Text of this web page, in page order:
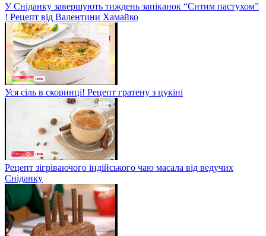
У Сніданку завершують тиждень запіканок “Ситим пастухом”
! Рецепт від Валентини Хамайко
Уся сіль в скоринці! Рецепт гратену з цукіні
Рецепт зігріваючого індійського чаю масала від ведучих
Сніданку